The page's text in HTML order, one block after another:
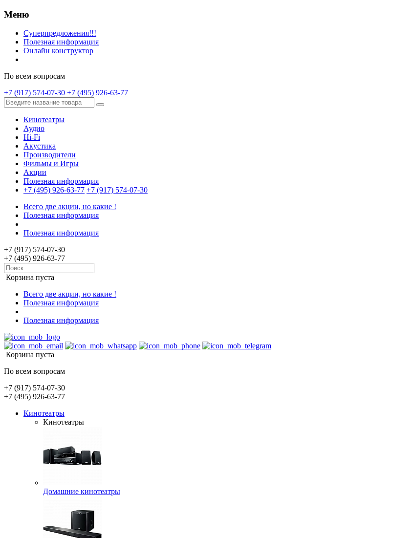
Меню
Суперпредложения!!!
Полезная информация
Онлайн конструктор
По всем вопросам
+7 (917) 574-07-30 +7 (495) 926-63-77
Кинотеатры
Аудио
Hi-Fi
Акустика
Производители
Фильмы и Игры
Акции
Полезная информация
+7 (495) 926-63-77 +7 (917) 574-07-30
Всего две акции, но какие !
Полезная информация
Полезная информация
+7 (917) 574-07-30
+7 (495) 926-63-77
Корзина пуста
Всего две акции, но какие !
Полезная информация
Полезная информация
Корзина пуста
По всем вопросам
+7 (917) 574-07-30
+7 (495) 926-63-77
Кинотеатры
Кинотеатры
Домашние кинотеатры